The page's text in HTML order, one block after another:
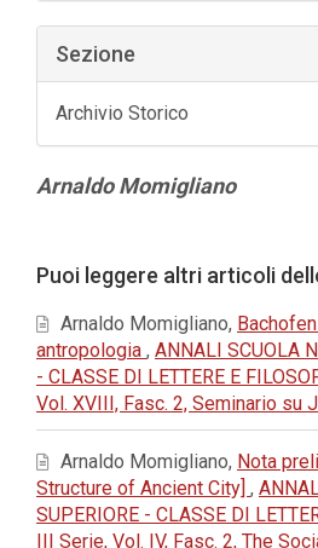
Sezione
Archivio Storico
Contenuto
Arnaldo Momigliano
dell'articolo
Puoi leggere altri articoli
Arnaldo Momigliano,
antropologia , ANNALI SCUOLA
- CLASSE DI LETTERE E
Vol. XVIII, Fasc. 2, Seminario su
Arnaldo Momigliano, Nota
Structure of Ancient City] ,
SUPERIORE - CLASSE DI
III Serie, Vol. IV, Fasc. 2, The